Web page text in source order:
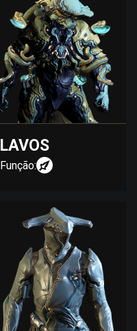
LAVOS
Função: